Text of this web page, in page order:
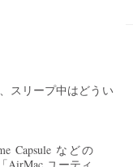
スリープ中はどうい
Capsule などの